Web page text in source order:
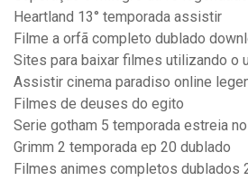
Heartland 13° temporada assistir
Filme a orfã completo dublado
Sites para baixar filmes utilizando o
Assistir cinema paradiso online
Filmes de deuses do egito
Serie gotham 5 temporada estreia no
Grimm 2 temporada ep 20 dublado
Filmes animes completos dublados